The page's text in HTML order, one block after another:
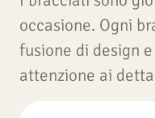
occasione. Ogni
fusione di design
attenzione ai